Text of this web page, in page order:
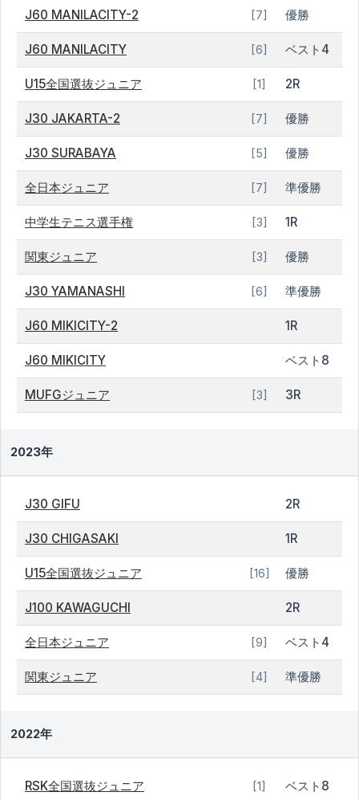
J60 MANILACITY-2 [7] 優勝
J60 MANILACITY [6] ベスト4
U15全国選抜ジュニア [1] 2R
J30 JAKARTA-2 [7] 優勝
J30 SURABAYA [5] 優勝
全日本ジュニア [7] 準優勝
中学生テニス選手権 [3] 1R
関東ジュニア [3] 優勝
J30 YAMANASHI [6] 準優勝
J60 MIKICITY-2 1R
J60 MIKICITY ベスト8
MUFGジュニア [3] 3R
2023年
J30 GIFU 2R
J30 CHIGASAKI 1R
U15全国選抜ジュニア [16] 優勝
J100 KAWAGUCHI 2R
全日本ジュニア [9] ベスト4
関東ジュニア [4] 準優勝
2022年
RSK全国選抜ジュニア [1] ベスト8